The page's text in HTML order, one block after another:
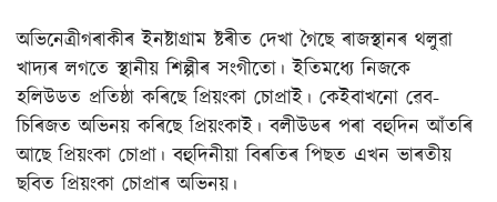
অভিনেত্ৰীগৰাকীৰ ইনষ্টাগ্ৰাম ষ্টৰীত দেখা গৈছে ৰাজস্থানৰ থলুৱা
খাদ্যৰ লগতে স্থানীয় শিল্পীৰ সংগীতো। ইতিমধ্যে নিজকে
হলিউডত প্ৰতিষ্ঠা কৰিছে প্ৰিয়ংকা চোপ্ৰাই। কেইবাখনো ৱেব-
চিৰিজত অভিনয় কৰিছে প্ৰিয়ংকাই। বলীউডৰ পৰা বহুদিন আঁতৰি
আছে প্ৰিয়ংকা চোপ্ৰা। বহুদিনীয়া বিৰতিৰ পিছত এখন ভাৰতীয়
ছবিত প্ৰিয়ংকা চোপ্ৰাৰ অভিনয়।